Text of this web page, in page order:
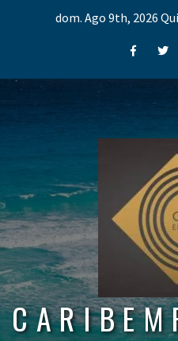
dom. Ago 9th, 2026
Facebook